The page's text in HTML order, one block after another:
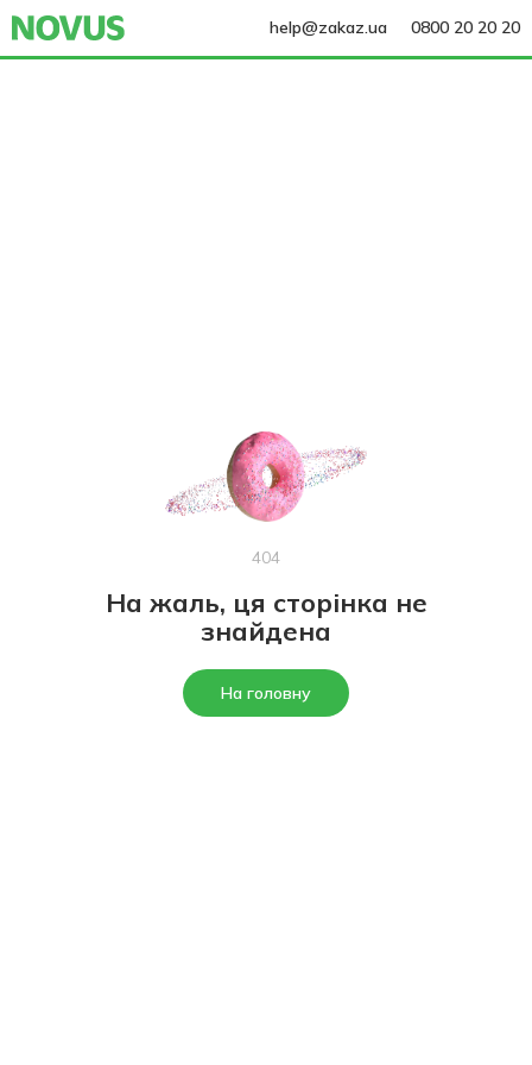
help@zakaz.ua 0800 20 20 20
404
На жаль, ця сторінка не
знайдена
На головну